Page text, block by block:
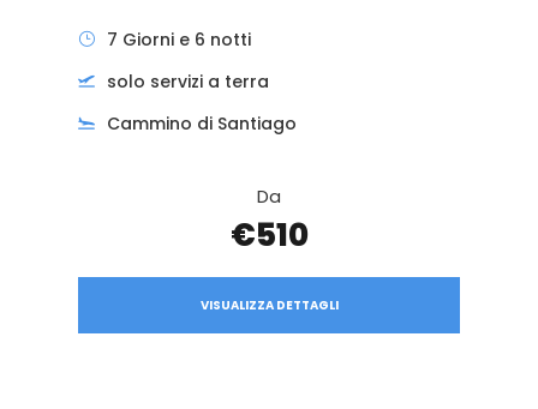
7 Giorni e 6 notti
solo servizi a terra
Cammino di Santiago
Da
€510
VISUALIZZA DETTAGLI